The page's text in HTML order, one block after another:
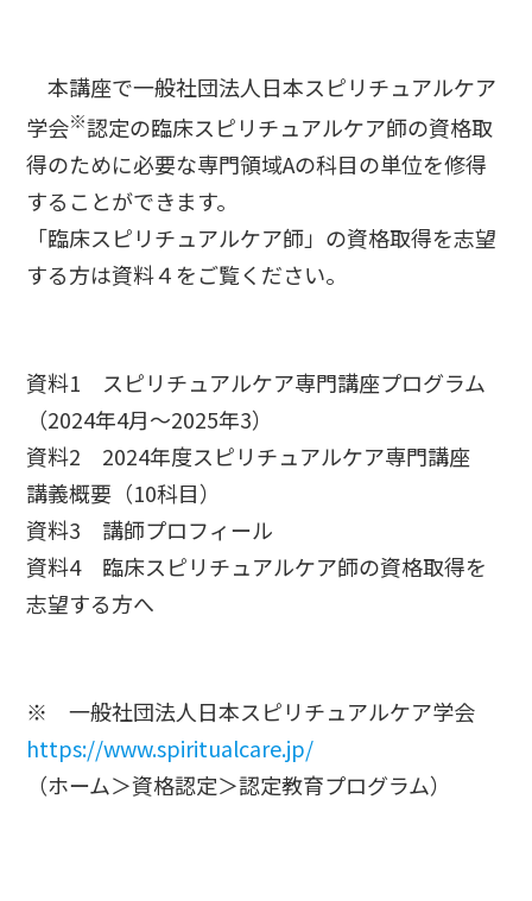
本講座で一般社団法人日本スピリチュアルケア
学会※認定の臨床スピリチュアルケア師の資格取
得のために必要な専門領域Aの科目の単位を修得
することができます。
「臨床スピリチュアルケア師」の資格取得を志望
する方は資料４をご覧ください。
資料1 スピリチュアルケア専門講座プログラム
（2024年4月～2025年3）
資料2 2024年度スピリチュアルケア専門講座
講義概要 （10科目）
資料3 講師プロフィール
資料4 臨床スピリチュアルケア師の資格取得を
志望する方へ
※ 一般社団法人日本スピリチュアルケア学会
https://www.spiritualcare.jp/
（ホーム＞資格認定＞認定教育プログラム）